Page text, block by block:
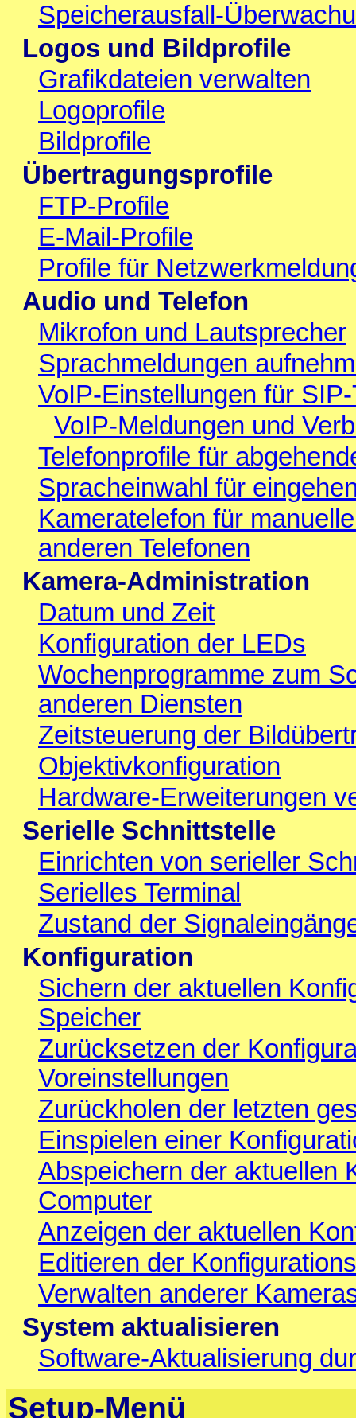
Speicherausfall-
Logos und Bildprofile
Grafikdateien verwalten
Logoprofile
Bildprofile
Übertragungsprofile
FTP-Profile
E-Mail-Profile
Profile für
Audio und Telefon
Mikrofon und Lautsprecher
Sprachmeldungen
VoIP-Einstellungen für
VoIP-Meldungen und
Telefonprofile für
Spracheinwahl für
Kameratelefon für
anderen Telefonen
Kamera-Administration
Datum und Zeit
Konfiguration der LEDs
Wochenprogramme zum
anderen Diensten
Zeitsteuerung der
Objektivkonfiguration
Hardware-Erweiterungen
Serielle Schnittstelle
Einrichten von serieller
Serielles Terminal
Zustand der
Konfiguration
Sichern der aktuellen
Speicher
Zurücksetzen der
Voreinstellungen
Zurückholen der letzten
Einspielen einer
Abspeichern der aktuellen
Computer
Anzeigen der aktuellen
Editieren der
Verwalten anderer
System aktualisieren
Software-Aktualisierung
Setup-Menü